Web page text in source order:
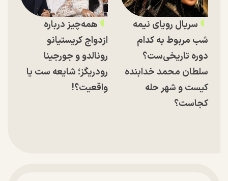
سریال رویای نیمه
شب مربوط به کدام
دوره تاریخی‌ست؟
سلطان محمد خدابنده
کیست و شهر حله
کجاست؟
همه‌چیز درباره
ازدواج کریستیانو
رونالدو و جورجینا
رودریگز؛ شایعه ست یا
واقعیت؟!